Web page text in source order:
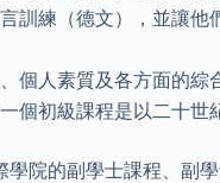
訓練（德文），並讓
個人素質及各方面的綜
個初級課程是以二十世
院的副學士課程、副